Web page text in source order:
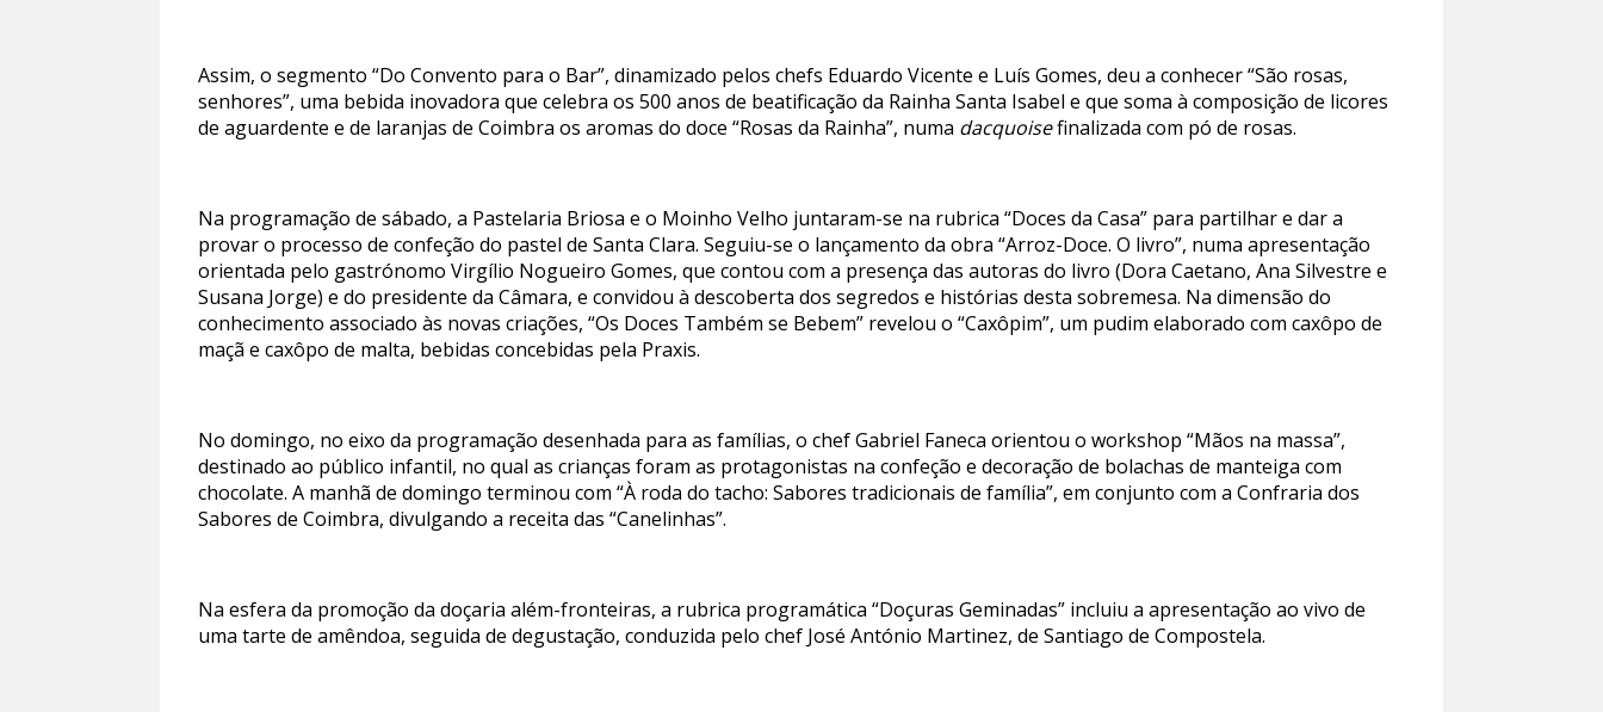
Assim, o segmento “Do Convento para o Bar”, dinamizado pelos chefs Eduardo Vicente e Luís Gomes, deu a conhecer “São rosas,
senhores”, uma bebida inovadora que celebra os 500 anos de beatificação da Rainha Santa Isabel e que soma à composição de licores
de aguardente e de laranjas de Coimbra os aromas do doce “Rosas da Rainha”, numa dacquoisefinalizada com pó de rosas.
Na programação de sábado, a Pastelaria Briosa e o Moinho Velho juntaram-se na rubrica “Doces da Casa” para partilhar e dar a
provar o processo de confeção do pastel de Santa Clara. Seguiu-se o lançamento da obra “Arroz-Doce. O livro”, numa apresentação
orientada pelo gastrónomo Virgílio Nogueiro Gomes, que contou com a presença das autoras do livro (Dora Caetano, Ana Silvestre e
Susana Jorge) e do presidente da Câmara, e convidou à descoberta dos segredos e histórias desta sobremesa. Na dimensão do
conhecimento associado às novas criações, “Os Doces Também se Bebem” revelou o “Caxôpim”, um pudim elaborado com caxôpo de
maçã e caxôpo de malta, bebidas concebidas pela Praxis.
No domingo, no eixo da programação desenhada para as famílias, o chef Gabriel Faneca orientou o workshop “Mãos na massa”,
destinado ao público infantil, no qual as crianças foram as protagonistas na confeção e decoração de bolachas de manteiga com
chocolate. A manhã de domingo terminou com “À roda do tacho: Sabores tradicionais de família”, em conjunto com a Confraria dos
Sabores de Coimbra, divulgando a receita das “Canelinhas”.
Na esfera da promoção da doçaria além-fronteiras, a rubrica programática “Doçuras Geminadas” incluiu a apresentação ao vivo de
uma tarte de amêndoa, seguida de degustação, conduzida pelo chef José António Martinez, de Santiago de Compostela.